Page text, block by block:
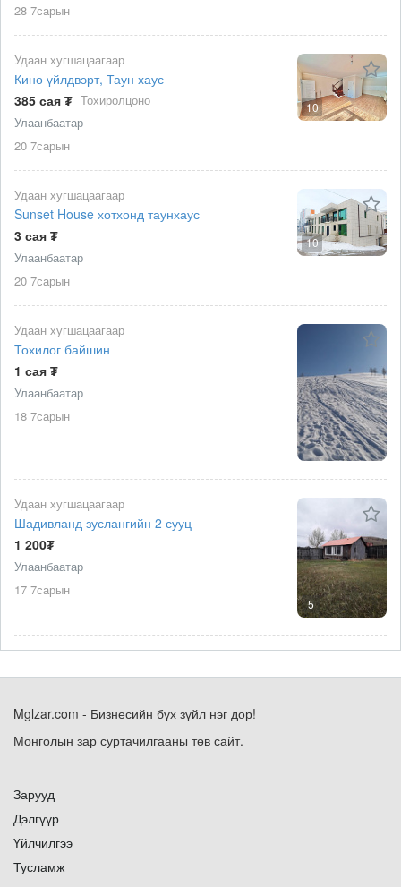
28 7сарын
10
Удаан хугшацаагаар
Кино үйлдвэрт, Таун хаус
385 сая ₮ Тохиролцоно
Улаанбаатар
20 7сарын
10
Удаан хугшацаагаар
Sunset House хотхонд таунхаус
3 сая ₮
Улаанбаатар
20 7сарын
Удаан хугшацаагаар
Тохилог байшин
1 сая ₮
Улаанбаатар
18 7сарын
5
Удаан хугшацаагаар
Шадивланд зуслангийн 2 сууц
1 200₮
Улаанбаатар
17 7сарын
Mglzar.com - Бизнесийн бүх зүйл нэг дор!
Монголын зар суртачилгааны төв сайт.
Зарууд
Дэлгүүр
Үйлчилгээ
Тусламж